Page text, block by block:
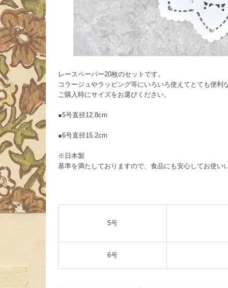
レースペーパー20枚のセットです。
コラージュやラッピング等にいろいろ使えてとても便利
ご購入時にサイズをお選びください。
●5号直径12.8cm
●6号直径15.2cm
※日本製
基準を満たしておりますので、食品にも安心してお使い
5号
6号